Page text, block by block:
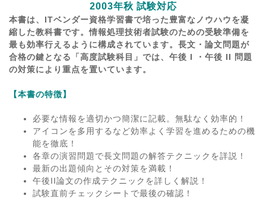
2003年秋 試験対応
本書は、ITベンダー資格学習書で培った豊富なノウハウを凝
縮した教科書です。情報処理技術者試験のための受験準備を
最も効率行えるように構成されています。長文・論文問題が
合格の鍵となる「高度試験科目」では、午後 I ・午後 II 問題
の対策により重点を置いています。
【本書の特徴】
必要な情報を適切かつ簡潔に記載。無駄なく効率的！
アイコンを多用するなど効率よく学習を進めるための機
能を徹底！
各章の演習問題で長文問題の解答テクニックを詳説！
最新の出題傾向とその対策を満載！
午後II論文の作成テクニックを詳しく解説！
試験直前チェックシートで最後の確認！